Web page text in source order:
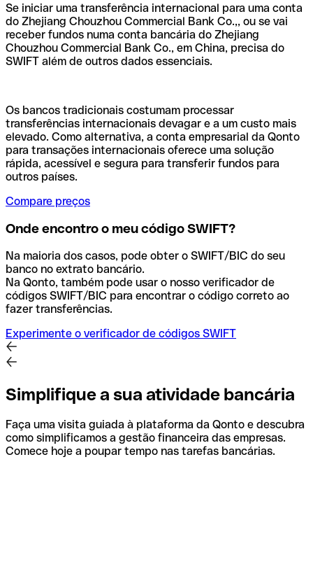
Se iniciar uma transferência internacional para uma conta
do Zhejiang Chouzhou Commercial Bank Co.,, ou se vai
receber fundos numa conta bancária do Zhejiang
Chouzhou Commercial Bank Co., em China, precisa do
SWIFT além de outros dados essenciais.
Os bancos tradicionais costumam processar
transferências internacionais devagar e a um custo mais
elevado. Como alternativa, a conta empresarial da Qonto
para transações internacionais oferece uma solução
rápida, acessível e segura para transferir fundos para
outros países.
Compare preços
Onde encontro o meu código SWIFT?
Na maioria dos casos, pode obter o SWIFT/BIC do seu
banco no extrato bancário.
Na Qonto, também pode usar o nosso verificador de
códigos SWIFT/BIC para encontrar o código correto ao
fazer transferências.
Experimente o verificador de códigos SWIFT
Simplifique a sua atividade bancária
Faça uma visita guiada à plataforma da Qonto e descubra
como simplificamos a gestão financeira das empresas.
Comece hoje a poupar tempo nas tarefas bancárias.